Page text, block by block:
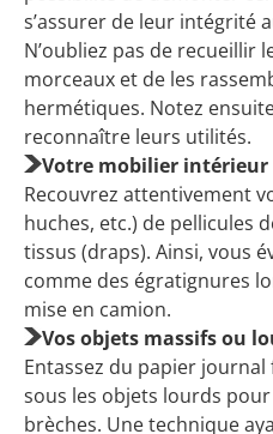
s’assurer de leur intégrité
N’oubliez pas de recueillir
morceaux et de les
hermétiques. Notez
reconnaître leurs utilités.
Votre mobilier intérieur
Recouvrez attentivement
huches, etc.) de pellicules
tissus (draps). Ainsi, vous
comme des égratignures
mise en camion.
Vos objets massifs ou
Entassez du papier
sous les objets lourds
brèches. Une technique